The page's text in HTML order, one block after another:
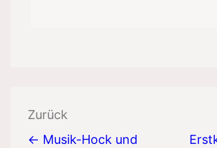
Beitragsnavigation
Zurück
← Musik-Hock und